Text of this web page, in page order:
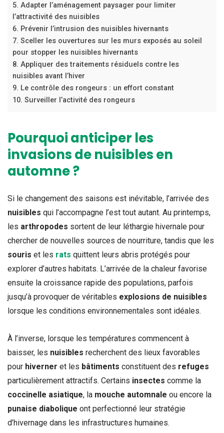
5. Adapter l’aménagement paysager pour limiter
l’attractivité des nuisibles
6. Prévenir l’intrusion des nuisibles hivernants
7. Sceller les ouvertures sur les murs exposés au soleil
pour stopper les nuisibles hivernants
8. Appliquer des traitements résiduels contre les
nuisibles avant l’hiver
9. Le contrôle des rongeurs : un effort constant
10. Surveiller l’activité des rongeurs
Pourquoi anticiper les
invasions de nuisibles en
automne ?
Si le changement des saisons est inévitable, l’arrivée des
nuisibles qui l’accompagne l’est tout autant. Au printemps,
les arthropodes sortent de leur léthargie hivernale pour
chercher de nouvelles sources de nourriture, tandis que les
souris et les rats quittent leurs abris protégés pour
explorer d’autres habitats. L’arrivée de la chaleur favorise
ensuite la croissance rapide des populations, parfois
jusqu’à provoquer de véritables explosions de nuisibles
lorsque les conditions environnementales sont idéales.
À l’inverse, lorsque les températures commencent à
baisser, les nuisibles recherchent des lieux favorables
pour hiverner et les bâtiments constituent des refuges
particulièrement attractifs. Certains insectes comme la
coccinelle asiatique, la mouche automnale ou encore la
punaise diabolique ont perfectionné leur stratégie
d’hivernage dans les infrastructures humaines.